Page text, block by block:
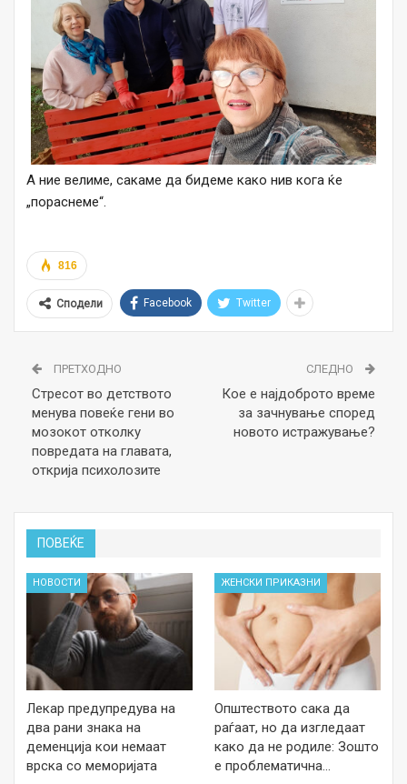
А ние велиме, сакаме да бидеме како нив кога ќе
„пораснеме“.
816
Сподели Facebook Twitter
ПРЕТХОДНО
Стресот во детството
менува повеќе гени во
мозокот отколку
повредата на главата,
открија психолозите
СЛЕДНО
Кое е најдоброто време
за зачнување според
новото истражување?
ПОВЕЌЕ
НОВОСТИ
Лекар предупредува на
два рани знака на
деменција кои немаат
врска со меморијата
ЖЕНСКИ ПРИКАЗНИ
Општеството сака да
раѓаат, но да изгледаат
како да не родиле: Зошто
е проблематична…